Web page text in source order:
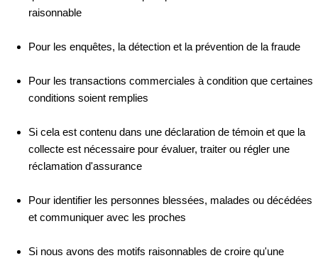
raisonnable
Pour les enquêtes, la détection et la prévention de la fraude
Pour les transactions commerciales à condition que certaines
conditions soient remplies
Si cela est contenu dans une déclaration de témoin et que la
collecte est nécessaire pour évaluer, traiter ou régler une
réclamation d'assurance
Pour identifier les personnes blessées, malades ou décédées
et communiquer avec les proches
Si nous avons des motifs raisonnables de croire qu'une